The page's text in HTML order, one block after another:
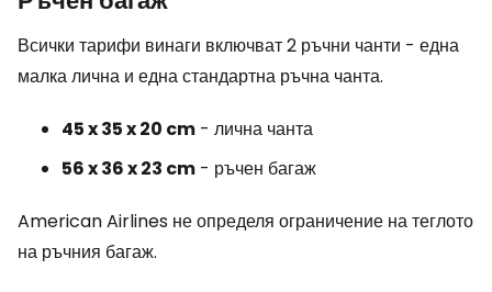
Всички тарифи винаги включват 2 ръчни чанти - една
малка лична и една стандартна ръчна чанта.
45 x 35 x 20 cm - лична чанта
56 x 36 x 23 cm - ръчен багаж
American Airlines не определя ограничение на теглото
на ръчния багаж.